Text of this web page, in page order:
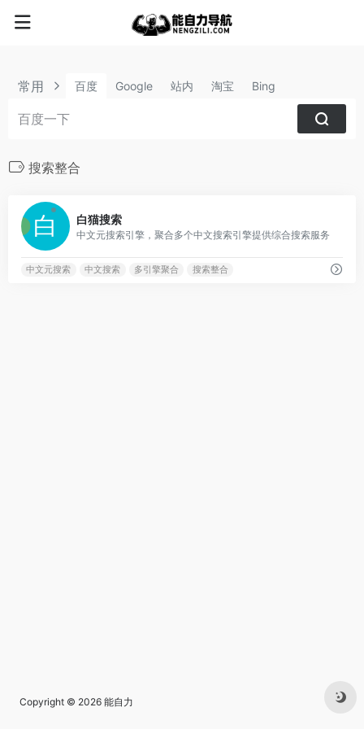
常用 百度 Google 站内 淘宝 Bing
搜索整合
白猫搜索
中文元搜索引擎，聚合多个中文搜索引擎提供综合搜索服务
中文元搜索 中文搜索 多引擎聚合 搜索整合
Copyright © 2026 能自力